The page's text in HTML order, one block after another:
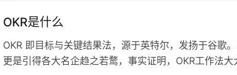
OKR是什么
OKR 即目标与关键结果法，源于英特尔，发扬于谷歌
更是引得各大名企趋之若鹜，事实证明，OKR工作法大